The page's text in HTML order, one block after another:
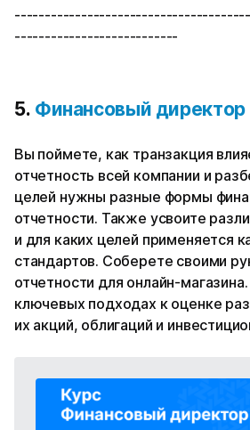
---------------------------
5. Финансовый директор
Вы поймете, как транзакция
отчетность всей компании и
целей нужны разные формы
отчетности. Также усвоите
и для каких целей применяется
стандартов. Соберете своими
отчетности для онлайн-
ключевых подходах к оценке
их акций, облигаций и